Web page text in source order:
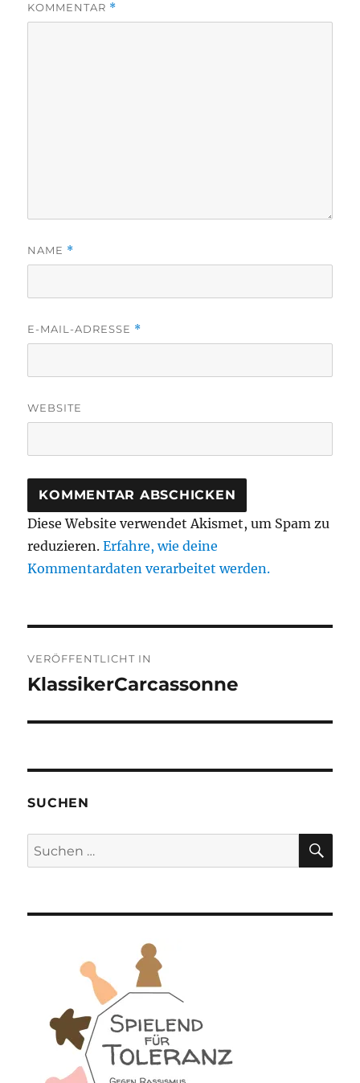
KOMMENTAR *
NAME *
E-MAIL-ADRESSE *
WEBSITE
Diese Website verwendet Akismet, um Spam zu
reduzieren.Erfahre, wie deine
Kommentardaten verarbeitet werden.
VERÖFFENTLICHT IN
KlassikerCarcassonne
SUCHEN
Suchen
nach: